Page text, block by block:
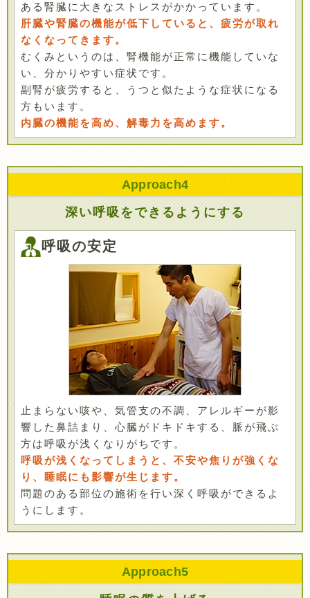
ある腎臓に大きなストレスがかかっています。
肝臓や腎臓の機能が低下していると、疲労が取れ
なくなってきます。
むくみというのは、腎機能が正常に機能していな
い、分かりやすい症状です。
副腎が疲労すると、うつと似たような症状になる
方もいます。
内臓の機能を高め、解毒力を高めます。
Approach4
深い呼吸をできるようにする
呼吸の安定
止まらない咳や、気管支の不調、アレルギーが影
響した鼻詰まり、心臓がドキドキする、脈が飛ぶ
方は呼吸が浅くなりがちです。
呼吸が浅くなってしまうと、不安や焦りが強くな
り、睡眠にも影響が生じます。
問題のある部位の施術を行い深く呼吸ができるよ
うにします。
Approach5